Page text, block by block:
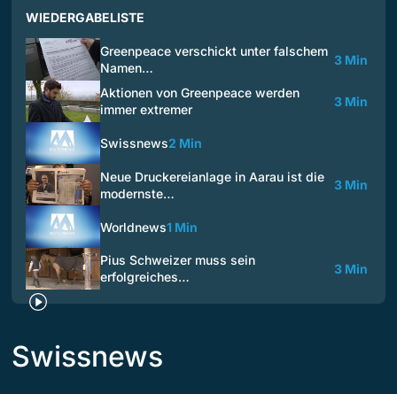
WIEDERGABELISTE
Greenpeace verschickt unter falschem
Namen…
3 Min
Aktionen von Greenpeace werden
immer extremer
3 Min
Swissnews2 Min
Neue Druckereianlage in Aarau ist die
modernste…
3 Min
Worldnews1 Min
Pius Schweizer muss sein
erfolgreiches…
3 Min
Swissnews